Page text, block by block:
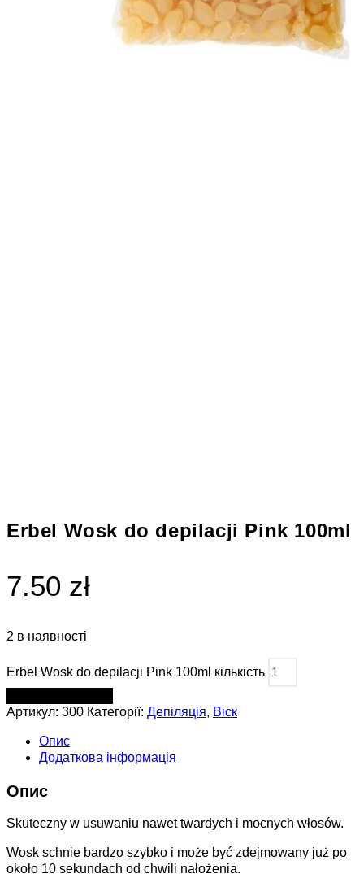
Erbel Wosk do depilacji Pink 100ml
7.50 zł
2 в наявності
Erbel Wosk do depilacji Pink 100ml кількість
Артикул: 300 Категорії: Депіляція, Віск
Опис
Додаткова інформація
Опис
Skuteczny w usuwaniu nawet twardych i mocnych włosów.
Wosk schnie bardzo szybko i może być zdejmowany już po
około 10 sekundach od chwili nałożenia.